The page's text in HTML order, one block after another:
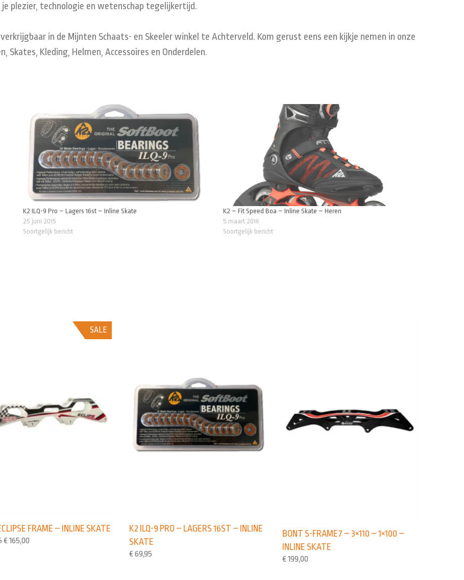
plezier, technologie en wetenschap tegelijkertijd.
in de Mijnten Schaats- en Skeeler winkel te Achterveld. Kom gerust eens een kijkje nemen in onze
Kleding, Helmen, Accessoires en Onderdelen.
K2 ILQ-9 Pro – Lagers 16st – Inline Skate
25 juni 2015
Soortgelijk bericht
K2 – Fit Speed Boa – Inline Skate – Heren
5 maart 2016
Soortgelijk bericht
SALE
FRAME – INLINE SKATE
€ 165,00
K2 ILQ-9 PRO – LAGERS 16ST – INLINE
SKATE
€ 69,95
BONT S-FRAME7 – 3×110 – 1×100 –
INLINE SKATE
€ 199,00